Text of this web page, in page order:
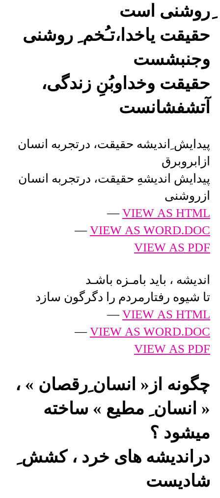
ِروشنی است
حقیقت یاخدا،تـُخم ِ روشنی
وجنبشست
حقیقت وخداوبُنِ زندگی،
آتشفشانست
پیدایش ِاندیشه حقیقت، درتجربه انسان
ازابروبرق
پیدایش اندیشهِ حقیقت، درتجربه انسان
ازروشنی
VIEW AS HTML
—
VIEW AS WORD.DOC
—
VIEW AS PDF
اندیشه ، باید بامـزه باشـد
تا شیوه رفتارمردم را دگرگون سازد
VIEW AS HTML
—
VIEW AS WORD.DOC
—
VIEW AS PDF
چگونه از« انسان ِرقصان » ،
« انسان ِ مطیع » ساخته
میشود ؟
دراندیشه های خرد ، کشش ِ
شادیست